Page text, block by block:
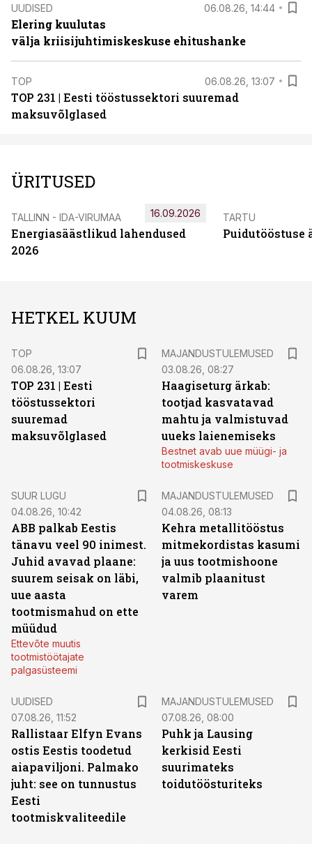
UUDISED 06.08.26, 14:44
Elering kuulutas
välja kriisijuhtimiskeskuse ehitushanke
TOP 06.08.26, 13:07
TOP 231 | Eesti tööstussektori suuremad
maksuvõlglased
ÜRITUSED
TALLINN - IDA-VIRUMAA
Energiasäästlikud lahendused
2026
16.09.2026 TARTU
Puidutööstuse
HETKEL KUUM
TOP
06.08.26, 13:07
TOP 231 | Eesti
tööstussektori
suuremad
maksuvõlglased
MAJANDUSTULEMUSED
03.08.26, 08:27
Haagiseturg ärkab:
tootjad kasvatavad
mahtu ja valmistuvad
uueks laienemiseks
Bestnet avab uue müügi- ja
tootmiskeskuse
SUUR LUGU
04.08.26, 10:42
ABB palkab Eestis
tänavu veel 90 inimest.
Juhid avavad plaane:
suurem seisak on läbi,
uue aasta
tootmismahud on ette
müüdud
Ettevõte muutis
tootmistöötajate
palgasüsteemi
MAJANDUSTULEMUSED
04.08.26, 08:13
Kehra metallitööstus
mitmekordistas kasumi
ja uus tootmishoone
valmib plaanitust
varem
UUDISED
07.08.26, 11:52
Rallistaar Elfyn Evans
ostis Eestis toodetud
aiapaviljoni. Palmako
juht: see on tunnustus
Eesti
tootmiskvaliteedile
MAJANDUSTULEMUSED
07.08.26, 08:00
Puhk ja Lausing
kerkisid Eesti
suurimateks
toidutöösturiteks